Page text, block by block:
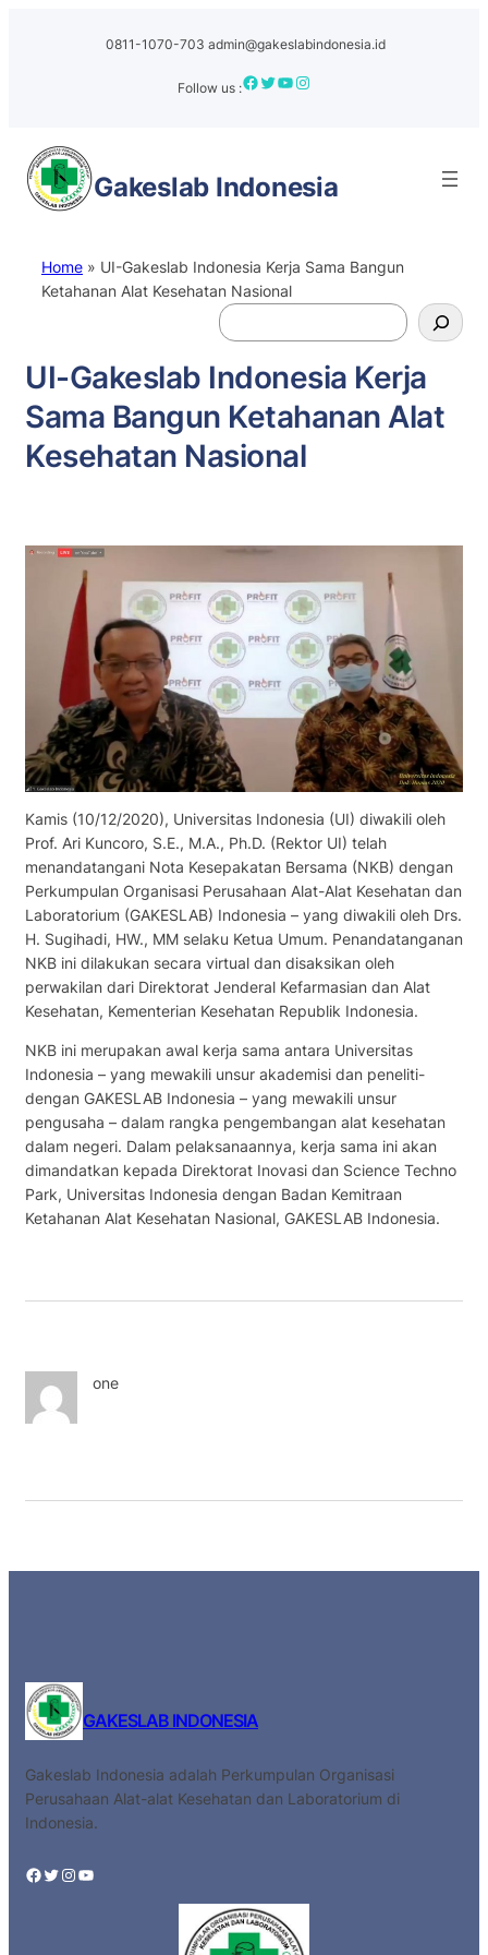
0811-1070-703 admin@gakeslabindonesia.id
Follow us :Facebook Twitter YouTube Instagram
Gakeslab Indonesia
Home » UI-Gakeslab Indonesia Kerja Sama Bangun
Ketahanan Alat Kesehatan Nasional
S
e
r
c
h
UI-Gakeslab Indonesia Kerja
Sama Bangun Ketahanan Alat
Kesehatan Nasional
Kamis (10/12/2020), Universitas Indonesia (UI) diwakili oleh
Prof. Ari Kuncoro, S.E., M.A., Ph.D. (Rektor UI) telah
menandatangani Nota Kesepakatan Bersama (NKB) dengan
Perkumpulan Organisasi Perusahaan Alat-Alat Kesehatan dan
Laboratorium (GAKESLAB) Indonesia – yang diwakili oleh Drs.
H. Sugihadi, HW., MM selaku Ketua Umum. Penandatanganan
NKB ini dilakukan secara virtual dan disaksikan oleh
perwakilan dari Direktorat Jenderal Kefarmasian dan Alat
Kesehatan, Kementerian Kesehatan Republik Indonesia.
NKB ini merupakan awal kerja sama antara Universitas
Indonesia – yang mewakili unsur akademisi dan peneliti-
dengan GAKESLAB Indonesia – yang mewakili unsur
pengusaha – dalam rangka pengembangan alat kesehatan
dalam negeri. Dalam pelaksanaannya, kerja sama ini akan
dimandatkan kepada Direktorat Inovasi dan Science Techno
Park, Universitas Indonesia dengan Badan Kemitraan
Ketahanan Alat Kesehatan Nasional, GAKESLAB Indonesia.
one
GAKESLAB INDONESIA
Gakeslab Indonesia adalah Perkumpulan Organisasi
Perusahaan Alat-alat Kesehatan dan Laboratorium di
Indonesia.
Facebook Twitter Instagram YouTube